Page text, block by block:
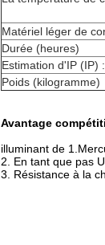
Matériel léger de
Durée (heures)
Estimation d'IP (IP) :
Poids (kilogramme)
Avantage
illuminant de
2. En tant que pas
3. Résistance à la